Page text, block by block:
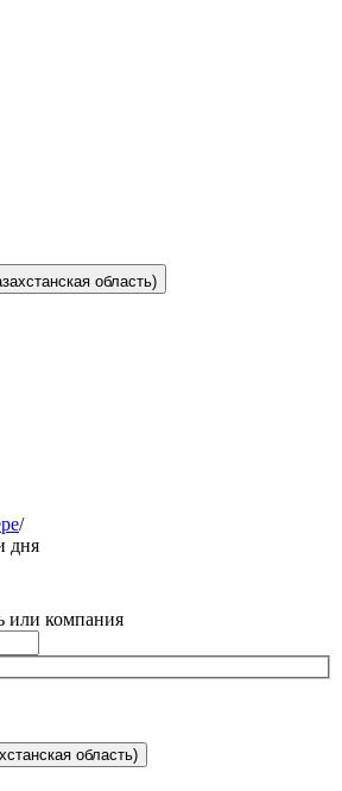
область)
/
дня
или компания
область)